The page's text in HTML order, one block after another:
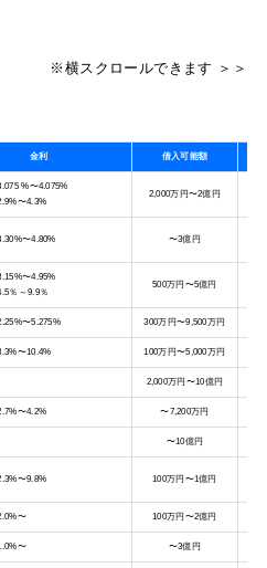
※横スクロールできます ＞＞
金利 借入可能額
%〜4.075%
〜4.3%
2,000万円〜2億円
〜4.80% 〜3億円
〜4.95%
％～9.9％
500万円〜5億円
〜5.275% 300万円〜9,500万円
〜10.4% 100万円〜5,000万円
2,000万円〜10億円
〜4.2% 〜7,200万円
〜10億円
〜9.8% 100万円〜1億円
〜 100万円〜2億円
〜 〜3億円